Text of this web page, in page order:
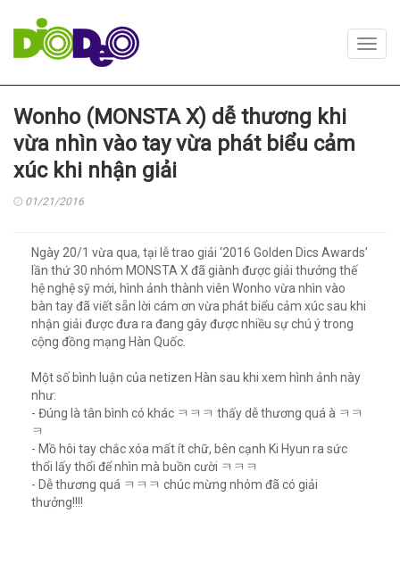
Wonho (MONSTA X) dễ thương khi
vừa nhìn vào tay vừa phát biểu cảm
xúc khi nhận giải
01/21/2016
Ngày 20/1 vừa qua, tại lễ trao giải ‘2016 Golden Dics Awards’
lần thứ 30 nhóm MONSTA X đã giành được giải thưởng thế
hệ nghệ sỹ mới, hình ảnh thành viên Wonho vừa nhìn vào
bàn tay đã viết sẵn lời cám ơn vừa phát biểu cảm xúc sau khi
nhận giải được đưa ra đang gây được nhiều sự chú ý trong
cộng đồng mạng Hàn Quốc.
Một số bình luận của netizen Hàn sau khi xem hình ảnh này
như:
- Đúng là tân bình có khác ㅋㅋㅋ thấy dễ thương quá à ㅋㅋ
ㅋ
- Mồ hôi tay chắc xóa mất ít chữ, bên cạnh Ki Hyun ra sức
thổi lấy thổi để nhìn mà buồn cười ㅋㅋㅋ
- Dễ thương quá ㅋㅋㅋ chúc mừng nhóm đã có giải
thưởng!!!!